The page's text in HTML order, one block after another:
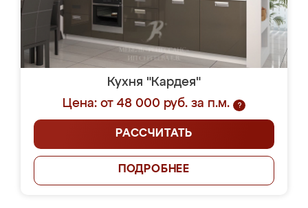
Кухня "Кардея"
Цена: от 48 000 руб. за п.м.
?
РАССЧИТАТЬ
ПОДРОБНЕЕ